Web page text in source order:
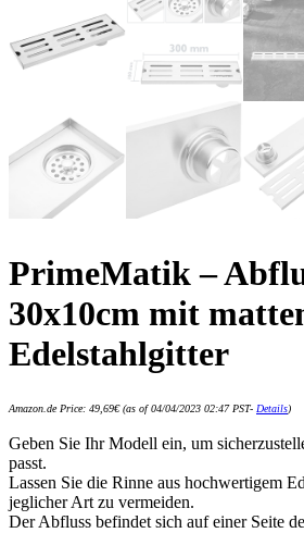
PrimeMatik –
30x10cm mit
Edelstahlgitter
Amazon.de Price: 49,69€(as of 04/04/2023 02:47 PST- Details)
Geben Sie Ihr Modell ein, um
passt.
Lassen Sie die Rinne aus hochwertigem
jeglicher Art zu vermeiden.
Der Abfluss befindet sich auf einer Seite